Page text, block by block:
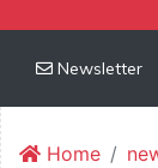
Newsletter
Home